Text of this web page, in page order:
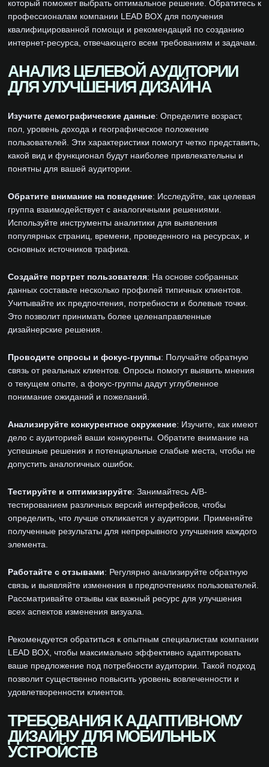
который поможет выбрать оптимальное решение. Обратитесь к
профессионалам компании LEAD BOX для получения
квалифицированной помощи и рекомендаций по созданию
интернет-ресурса, отвечающего всем требованиям и задачам.
АНАЛИЗ ЦЕЛЕВОЙ АУДИТОРИИ
ДЛЯ УЛУЧШЕНИЯ ДИЗАЙНА
Изучите демографические данные: Определите возраст,
пол, уровень дохода и географическое положение
пользователей. Эти характеристики помогут четко представить,
какой вид и функционал будут наиболее привлекательны и
понятны для вашей аудитории.
Обратите внимание на поведение: Исследуйте, как целевая
группа взаимодействует с аналогичными решениями.
Используйте инструменты аналитики для выявления
популярных страниц, времени, проведенного на ресурсах, и
основных источников трафика.
Создайте портрет пользователя: На основе собранных
данных составьте несколько профилей типичных клиентов.
Учитывайте их предпочтения, потребности и болевые точки.
Это позволит принимать более целенаправленные
дизайнерские решения.
Проводите опросы и фокус-группы: Получайте обратную
связь от реальных клиентов. Опросы помогут выявить мнения
о текущем опыте, а фокус-группы дадут углубленное
понимание ожиданий и пожеланий.
Анализируйте конкурентное окружение: Изучите, как имеют
дело с аудиторией ваши конкуренты. Обратите внимание на
успешные решения и потенциальные слабые места, чтобы не
допустить аналогичных ошибок.
Тестируйте и оптимизируйте: Занимайтесь A/B-
тестированием различных версий интерфейсов, чтобы
определить, что лучше откликается у аудитории. Применяйте
полученные результаты для непрерывного улучшения каждого
элемента.
Работайте с отзывами: Регулярно анализируйте обратную
связь и выявляйте изменения в предпочтениях пользователей.
Рассматривайте отзывы как важный ресурс для улучшения
всех аспектов изменения визуала.
Рекомендуется обратиться к опытным специалистам компании
LEAD BOX, чтобы максимально эффективно адаптировать
ваше предложение под потребности аудитории. Такой подход
позволит существенно повысить уровень вовлеченности и
удовлетворенности клиентов.
ТРЕБОВАНИЯ К АДАПТИВНОМУ
ДИЗАЙНУ ДЛЯ МОБИЛЬНЫХ
УСТРОЙСТВ